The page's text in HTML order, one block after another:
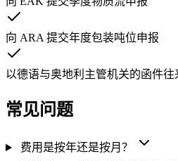
向 ARA 提交年度包装吨位申报
以德语与奥地利主管机关的函件往
常见问题
费用是按年还是按月？